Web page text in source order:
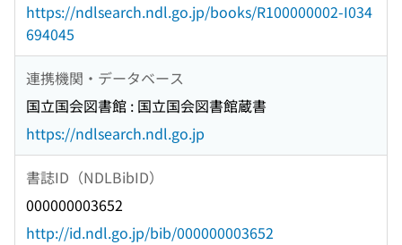
https://ndlsearch.ndl.go.jp/books/R100000002-I034
694045
連携機関・データベース
国立国会図書館 : 国立国会図書館蔵書
https://ndlsearch.ndl.go.jp
書誌ID（NDLBibID）
000000003652
http://id.ndl.go.jp/bib/000000003652